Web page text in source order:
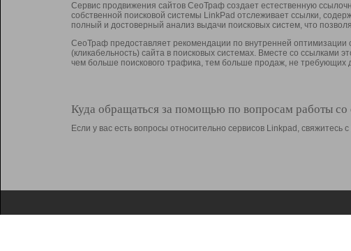
Сервис продвижения сайтов СеоТраф создает естественную
собственной поисковой системы LinkPad отслеживает ссылки,
полный и достоверный анализ выдачи поисковых систем, что
СеоТраф предоставляет рекомендации по внутренней оптимизации
(кликабельность) сайта в поисковых системах. Вместе со ссылками
чем больше поискового трафика, тем больше продаж, не требующих
Куда обращаться за помощью по вопросам работы со
Если у вас есть вопросы относительно сервисов Linkpad,